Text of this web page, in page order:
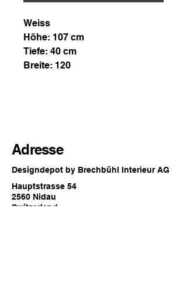
Weiss
Höhe: 107 cm
Tiefe: 40 cm
Breite: 120
Adresse
Designdepot by Brechbühl Interieur AG
Hauptstrasse 54
2560 Nidau
Switzerland